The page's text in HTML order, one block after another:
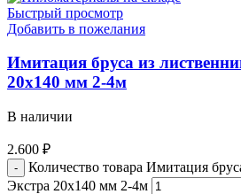
Быстрый просмотр
Добавить в пожелания
Имитация бруса из
20х140 мм 2-4м
В наличии
2.600 ₽
Количество товара Имитация
Экстра 20х140 мм 2-4м